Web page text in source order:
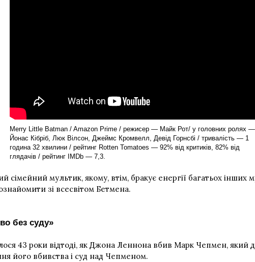
Merry Little Batman / Amazon Prime / режисер — Майк Рот/ у головних ролях —
Йонас Кібріб, Люк Вілсон, Джеймс Кромвелл, Девід Горнсбі / тривалість — 1
година 32 хвилини / рейтинг Rotten Tomatoes — 92% від критиків, 82% від
глядачів / рейтинг IMDb — 7,3.
сімейний мультик, якому, втім, бракує енергії багатьох інших
зі всесвітом Бетмена.
без суду»
43 роки відтоді, як Джона Леннона вбив Марк Чепмен, який
його вбивства і суд над Чепменом.